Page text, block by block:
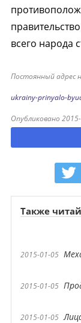
всего народа
Постоянный адрес
ukrainy-prinyalo-
Опубликовано
Также
2015-01-05
2015-01-05
2015-01-05